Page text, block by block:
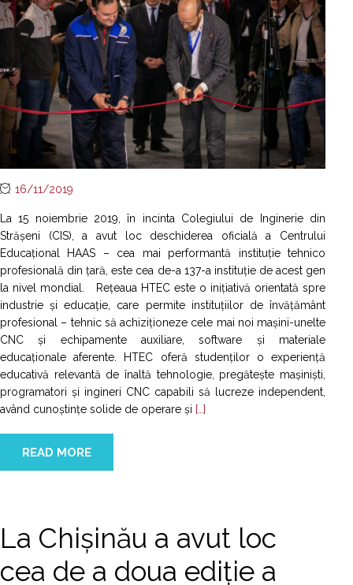
16/11/2019
La 15 noiembrie 2019, în incinta Colegiului de Inginerie din
Strășeni (CIS), a avut loc deschiderea oficială a Centrului
Educațional HAAS – cea mai performantă instituție tehnico
profesională din țară, este cea de-a 137-a instituție de acest gen
la nivel mondial. Rețeaua HTEC este o inițiativă orientată spre
industrie și educație, care permite instituțiilor de învățământ
profesional – tehnic să achiziționeze cele mai noi mașini-unelte
CNC și echipamente auxiliare, software și materiale
educaționale aferente. HTEC oferă studenților o experiență
educativă relevantă de înaltă tehnologie, pregătește mașiniști,
programatori și ingineri CNC capabili să lucreze independent,
având cunoștințe solide de operare și […]
READ MORE
La Chișinău a avut loc
cea de a doua ediție a